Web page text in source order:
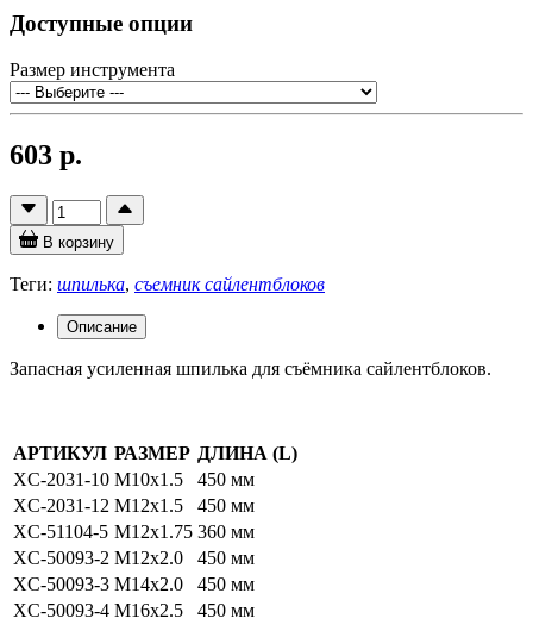
Доступные опции
Размер инструмента
603 р.
В корзину
Теги: шпилька, съемник сайлентблоков
Описание
Запасная усиленная шпилька для съёмника сайлентблоков.
АРТИКУЛ РАЗМЕР ДЛИНА (L)
XC-2031-10 M10x1.5
450 мм
XC-2031-12 M12x1.5
450 мм
XC-51104-5 M12x1.75 360 мм
XC-50093-2 M12x2.0
450 мм
XC-50093-3 M14x2.0
450 мм
XC-50093-4 M16x2.5 450 мм